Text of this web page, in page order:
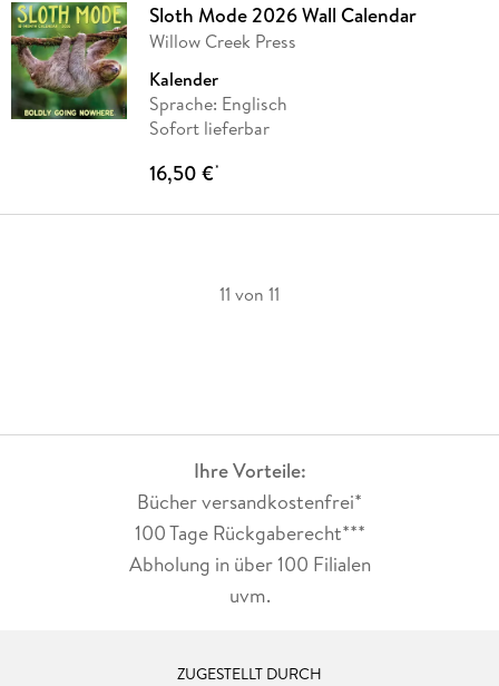
Sloth Mode 2026 Wall Calendar
Willow Creek Press
Kalender
Sprache: Englisch
Sofort lieferbar
16,50 €*
11 von 11
Ihre Vorteile:
Bücher versandkostenfrei*
100 Tage Rückgaberecht***
Abholung in über 100 Filialen
uvm.
ZUGESTELLT DURCH